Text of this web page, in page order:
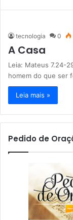
tecnologia 0
A Casa
Leia: Mateus 7.24-
homem do que ser
Leia mais »
Pedido de